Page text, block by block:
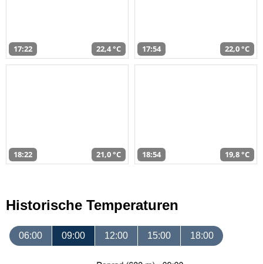
17:22 22,4 °C 17:54 22,0 °C
18:22 21,0 °C 18:54 19,8 °C
Historische Temperaturen
06:00 09:00 12:00 15:00 18:00